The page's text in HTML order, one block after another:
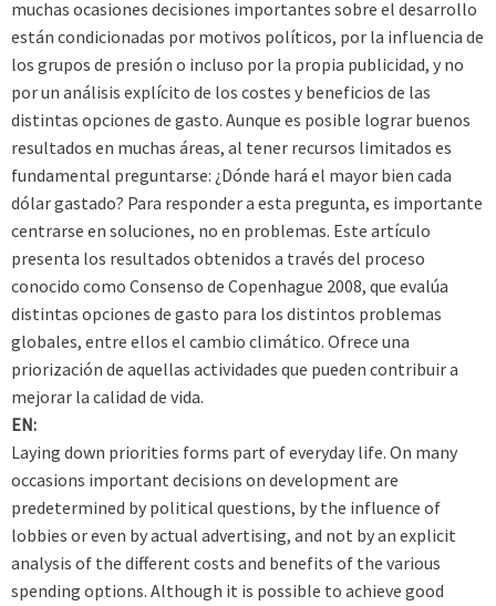
muchas ocasiones decisiones importantes sobre el desarrollo
están condicionadas por motivos políticos, por la influencia de
los grupos de presión o incluso por la propia publicidad, y no
por un análisis explícito de los costes y beneficios de las
distintas opciones de gasto. Aunque es posible lograr buenos
resultados en muchas áreas, al tener recursos limitados es
fundamental preguntarse: ¿Dónde hará el mayor bien cada
dólar gastado? Para responder a esta pregunta, es importante
centrarse en soluciones, no en problemas. Este artículo
presenta los resultados obtenidos a través del proceso
conocido como Consenso de Copenhague 2008, que evalúa
distintas opciones de gasto para los distintos problemas
globales, entre ellos el cambio climático. Ofrece una
priorización de aquellas actividades que pueden contribuir a
mejorar la calidad de vida.
EN:
Laying down priorities forms part of everyday life. On many
occasions important decisions on development are
predetermined by political questions, by the influence of
lobbies or even by actual advertising, and not by an explicit
analysis of the different costs and benefits of the various
spending options. Although it is possible to achieve good